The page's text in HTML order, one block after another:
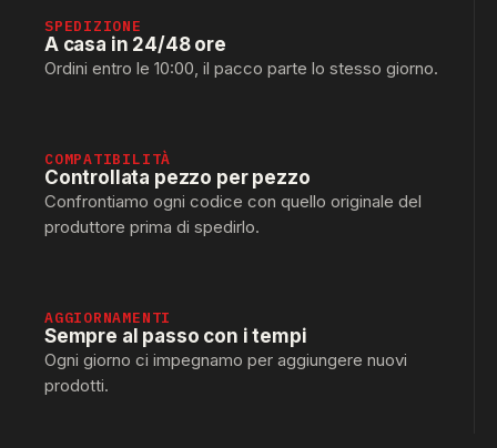
SPEDIZIONE
A casa in 24/48 ore
Ordini entro le 10:00, il pacco parte lo stesso giorno.
COMPATIBILITÀ
Controllata pezzo per pezzo
Confrontiamo ogni codice con quello originale del
produttore prima di spedirlo.
AGGIORNAMENTI
Sempre al passo con i tempi
Ogni giorno ci impegnamo per aggiungere nuovi
prodotti.